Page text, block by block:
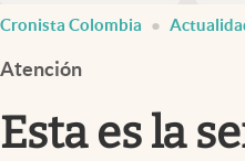
Dólar y mercados
Curiosidades
Cronista Colombia
Atención
Esta es la